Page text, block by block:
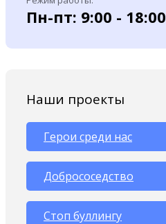
Пн-пт: 9:00 - 18:00
Наши проекты
Герои среди нас
Добрососедство
Стоп буллингу